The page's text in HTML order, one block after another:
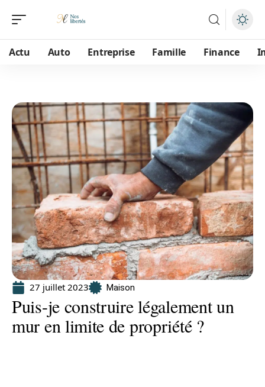
Actu Auto Entreprise Famille Finance
27 juillet 2023 Maison
Puis-je construire légalement un
mur en limite de propriété ?